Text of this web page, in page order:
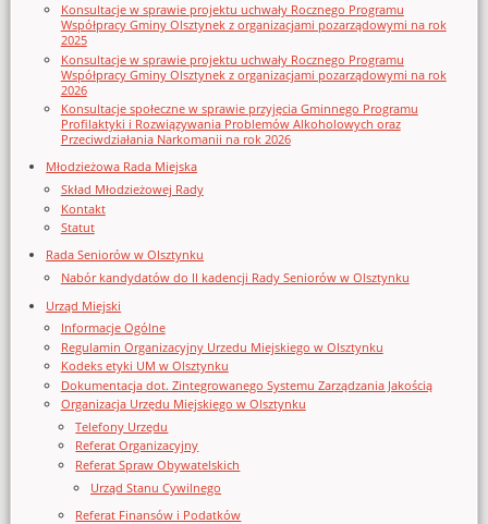
Konsultacje w sprawie projektu uchwały Rocznego Programu
Współpracy Gminy Olsztynek z organizacjami pozarządowymi na rok
2025
Konsultacje w sprawie projektu uchwały Rocznego Programu
Współpracy Gminy Olsztynek z organizacjami pozarządowymi na rok
2026
Konsultacje społeczne w sprawie przyjęcia Gminnego Programu
Profilaktyki i Rozwiązywania Problemów Alkoholowych oraz
Przeciwdziałania Narkomanii na rok 2026
Młodzieżowa Rada Miejska
Skład Młodzieżowej Rady
Kontakt
Statut
Rada Seniorów w Olsztynku
Nabór kandydatów do II kadencji Rady Seniorów w Olsztynku
Urząd Miejski
Informacje Ogólne
Regulamin Organizacyjny Urzedu Miejskiego w Olsztynku
Kodeks etyki UM w Olsztynku
Dokumentacja dot. Zintegrowanego Systemu Zarządzania Jakością
Organizacja Urzędu Miejskiego w Olsztynku
Telefony Urzędu
Referat Organizacyjny
Referat Spraw Obywatelskich
Urząd Stanu Cywilnego
Referat Finansów i Podatków